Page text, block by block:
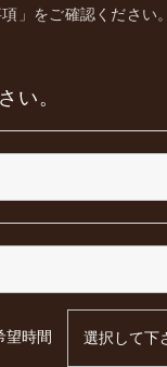
」をご確認ください。
い。
望時間